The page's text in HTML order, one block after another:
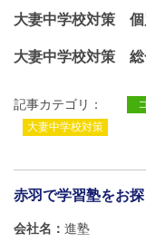
大妻中学校対策 個
大妻中学校対策 総
記事カテゴリ：
大妻中学校対策
赤羽で学習塾をお
会社名 進塾